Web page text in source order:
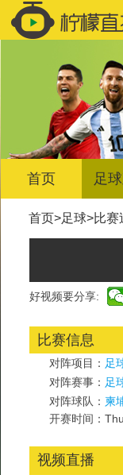
首页 足
首页>足球>比赛
好视频要分享:
比赛信息
对阵项目： 足
对阵赛事： 足
对阵球队： 柬
开赛时间：
视频直播